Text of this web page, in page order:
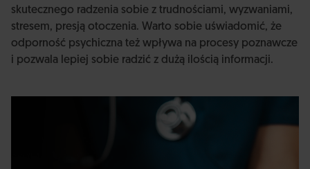
skutecznego radzenia sobie z trudnościami, wyzwaniami,
stresem, presją otoczenia. Warto sobie uświadomić, że
odporność psychiczna też wpływa na procesy poznawcze
i pozwala lepiej sobie radzić z dużą ilością informacji.